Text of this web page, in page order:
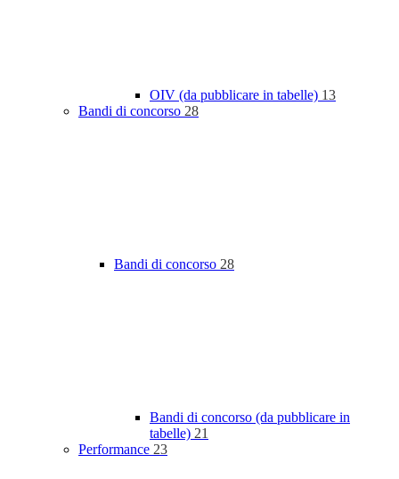
OIV (da pubblicare in tabelle) 13
Bandi di concorso 28
Bandi di concorso 28
Bandi di concorso (da pubblicare in
tabelle) 21
Performance 23